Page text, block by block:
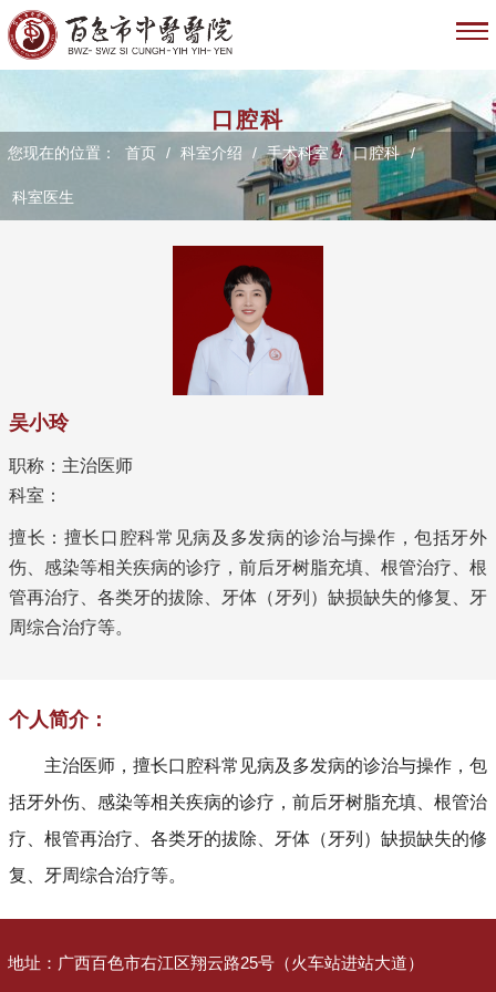
口腔科
您现在的位置： 首页 / 科室介绍 / 手术科室 / 口腔科 /
科室医生
吴小玲
职称：主治医师
科室：
擅长：擅长口腔科常见病及多发病的诊治与操作，包括牙外
伤、感染等相关疾病的诊疗，前后牙树脂充填、根管治疗、根
管再治疗、各类牙的拔除、牙体（牙列）缺损缺失的修复、牙
周综合治疗等。
个人简介：
主治医师，擅长口腔科常见病及多发病的诊治与操作，包
括牙外伤、感染等相关疾病的诊疗，前后牙树脂充填、根管治
疗、根管再治疗、各类牙的拔除、牙体（牙列）缺损缺失的修
复、牙周综合治疗等。
地址： 广西百色市右江区翔云路25号（火车站进站大道）